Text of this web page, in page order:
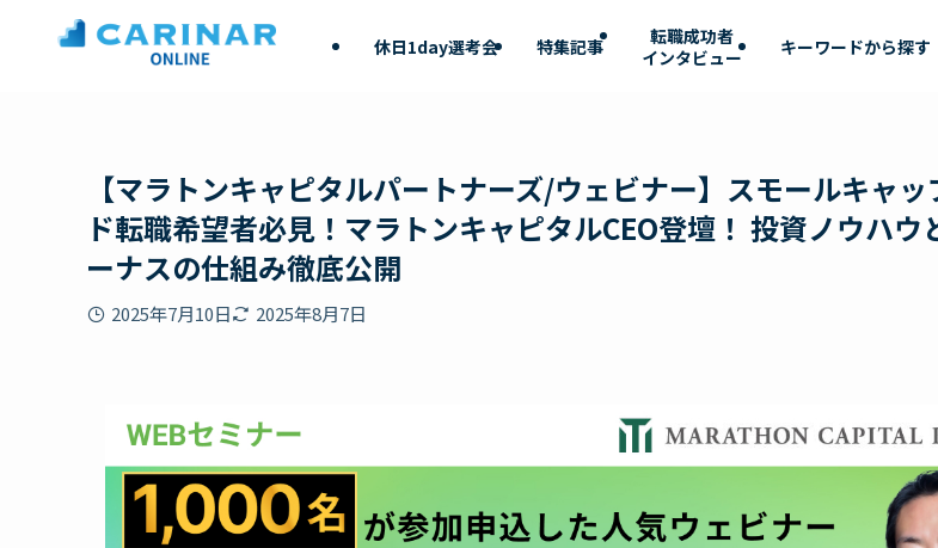
休日1day選考会 特集記事
転職成功者
インタビュー
【マラトンキャピタルパートナーズ/ウェビナー】スモールキャッ
ド転職希望者必見！マラトンキャピタルCEO登壇！ 投資ノウハウ
ーナスの仕組み徹底公開
2025年7月10日 2025年8月7日